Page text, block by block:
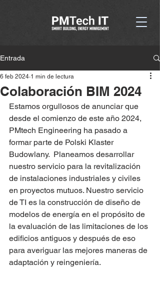
Entrada
Colaboración BIM 2024
6 feb 2024 1 min de lectura
Estamos orgullosos de anunciar que
desde el comienzo de este año 2024,
PMtech Engineering ha pasado a
formar parte de Polski Klaster
Budowlany.  Planeamos desarrollar
nuestro servicio para la revitalización
de instalaciones industriales y civiles
en proyectos mutuos. Nuestro servicio
de TI es la construcción de diseño de
modelos de energía en el propósito de
la evaluación de las limitaciones de los
edificios antiguos y después de eso
para averiguar las mejores maneras de
adaptación y reingeniería.